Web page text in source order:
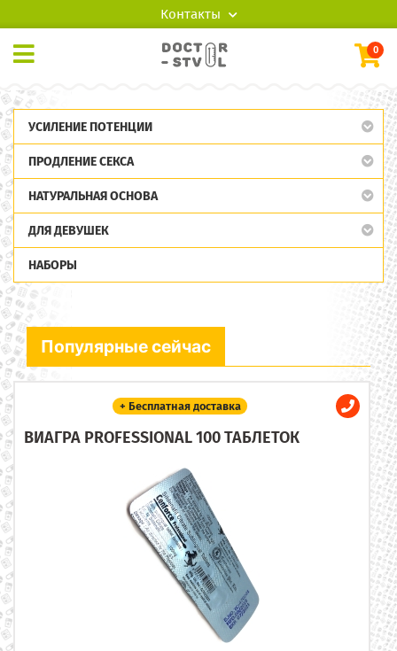
Контакты
0
УСИЛЕНИЕ ПОТЕНЦИИ
ПРОДЛЕНИЕ СЕКСА
НАТУРАЛЬНАЯ ОСНОВА
ДЛЯ ДЕВУШЕК
НАБОРЫ
Популярные сейчас
+ Бесплатная доставка
ВИАГРА PROFESSIONAL 100 ТАБЛЕТОК